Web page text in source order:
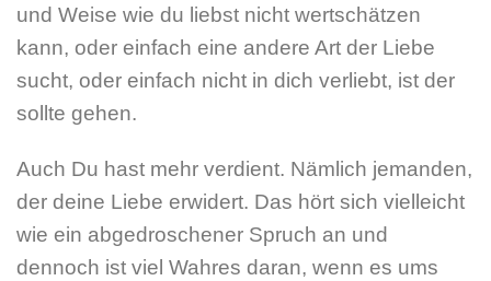
und Weise wie du liebst nicht wertschätzen
kann, oder einfach eine andere Art der Liebe
sucht, oder einfach nicht in dich verliebt, ist der
sollte gehen.
Auch Du hast mehr verdient. Nämlich jemanden,
der deine Liebe erwidert. Das hört sich vielleicht
wie ein abgedroschener Spruch an und
dennoch ist viel Wahres daran, wenn es ums